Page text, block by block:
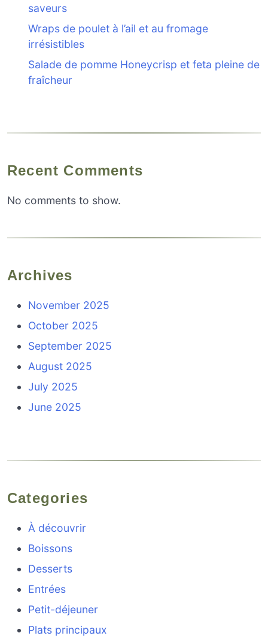
saveurs
Wraps de poulet à l’ail et au fromage
irrésistibles
Salade de pomme Honeycrisp et feta pleine de
fraîcheur
Recent Comments
No comments to show.
Archives
November 2025
October 2025
September 2025
August 2025
July 2025
June 2025
Categories
À découvrir
Boissons
Desserts
Entrées
Petit-déjeuner
Plats principaux